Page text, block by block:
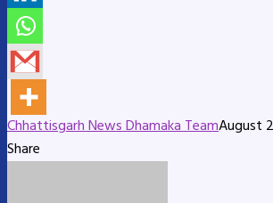
Chhattisgarh News Dhamaka TeamAugust
Share